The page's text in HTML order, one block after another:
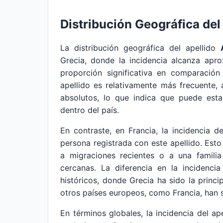
Distribución Geográfica
La distribución geográfica del apellido
Grecia, donde la incidencia alcanza
proporción significativa en
apellido es relativamente más
absolutos, lo que indica que puede
dentro del país.
En contraste, en Francia, la incidencia
persona registrada con este apellido.
a migraciones recientes o a una
cercanas. La diferencia en la
históricos, donde Grecia ha sido la
otros países europeos, como Francia, han
En términos globales, la incidencia del